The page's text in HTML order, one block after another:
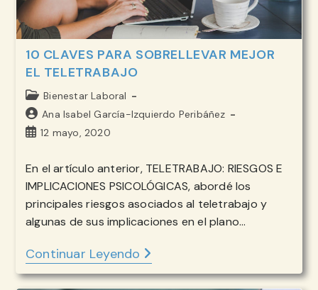
10 CLAVES PARA SOBRELLEVAR MEJOR
EL TELETRABAJO
Categoría
de
la
entrada:
Bienestar Laboral
Autor
de
Ana Isabel García-Izquierdo Peribáñez
Publicación
la
entrada:
12 mayo, 2020
En el artículo anterior, TELETRABAJO: RIESGOS E
IMPLICACIONES PSICOLÓGICAS, abordé los
principales riesgos asociados al teletrabajo y
algunas de sus implicaciones en el plano…
Continuar Leyendo 10
CLAVES
PARA
SOBRELLEVAR